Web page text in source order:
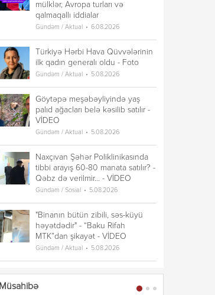
mülklər, Avropa turları və
qalmaqallı iddialar
Gündəm / Aktual 6.08.2026
Türkiyə Hərbi Hava Qüvvələrinin
ilk qadın generalı oldu - Foto
Gündəm / Aktual 5.08.2026
Göytəpə meşəbəyliyində yaş
palıd ağacları belə kəsilib satılır -
VİDEO
Gündəm / Aktual 5.08.2026
Naxçıvan Şəhər Poliklinikasında
tibbi arayış 60-80 manata satılır? -
Qəbz də verilmir... - VİDEO
Gündəm / Sosial 5.08.2026
"Binanın bütün zibili, səs-küyü
həyətdədir" - “Baku Rifah
MTK”dan şikayət - VİDEO
Gündəm / Aktual 5.08.2026
Müsahibə